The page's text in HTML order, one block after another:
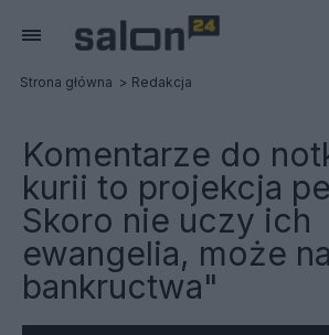
Strona główna Redakcja
Komentarze do
kurii to projekcja
Skoro nie uczy ich
ewangelia, może
bankructwa"